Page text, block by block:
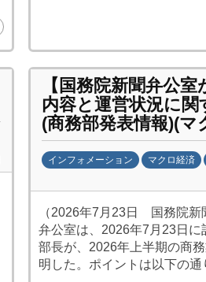
j
c
i
p
【国務院新聞弁公
内容と運営状況に関
(商務部発表情報)(マ
インフォメーション マクロ経済
日
中
投
（2026年7月23日 国務院新
弁公室は、2026年7月23日に
部長が、2026年上半期の商
明した。ポイントは以下の